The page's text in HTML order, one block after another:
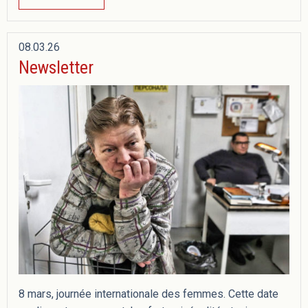
08.03.26
Newsletter
8 mars, journée internationale des femmes. Cette date